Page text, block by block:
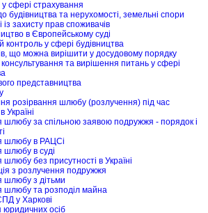
сфері страхування
будівництва та нерухомості, земельні спори
із захисту прав споживачів
в Європейському суді
контроль у сфері будівництва
що можна вирішити у досудовому порядку
та вирішення питань у сфері
представництва
розірвання шлюбу (розлучення) під час
Україні
шлюбу за спільною заявою подружжя - порядок і
шлюбу в РАЦСі
шлюбу в суді
шлюбу без присутності в Україні
з розлучення подружжя
шлюбу з дітьми
шлюбу та розподіл майна
у Харкові
юридичних осіб